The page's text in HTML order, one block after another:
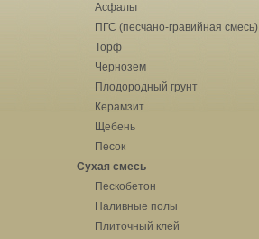
Асфальт
ПГС (песчано-гравийная смесь)
Торф
Чернозем
Плодородный грунт
Керамзит
Щебень
Песок
Сухая смесь
Пескобетон
Наливные полы
Плиточный клей